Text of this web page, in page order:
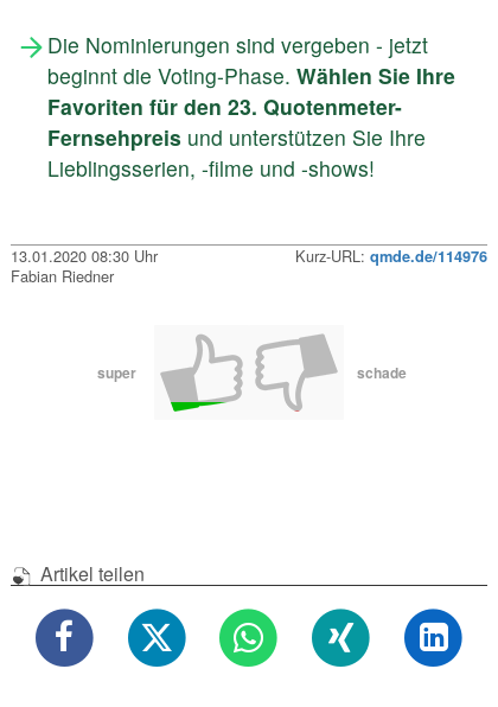
Die Nominierungen sind vergeben - jetzt
beginnt die Voting-Phase. Wählen Sie Ihre
Favoriten für den 23. Quotenmeter-
Fernsehpreis und unterstützen Sie Ihre
Lieblingsserien, -filme und -shows!
13.01.2020 08:30 Uhr Kurz-URL: qmde.de/114976
Fabian Riedner
super schade
Artikel teilen